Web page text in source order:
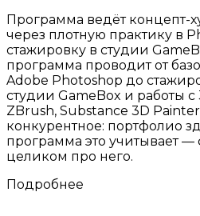
Программа ведёт концепт-
через плотную практику в
стажировку в студии
программа проводит от
Adobe Photoshop до
студии GameBox и работы
ZBrush, Substance 3D
конкурентное: портфолио
программа это учитывает
целиком про него.
Подробнее